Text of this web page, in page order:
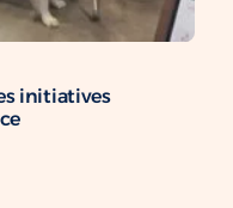
initiatives